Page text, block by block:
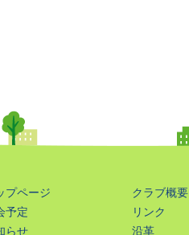
プページ
予定
らせ
クラブ概要
リンク
沿革